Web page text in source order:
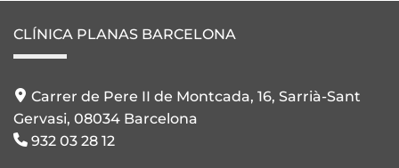
CLÍNICA PLANAS BARCELONA
Carrer de Pere II de Montcada, 16, Sarrià-Sant
Gervasi, 08034 Barcelona
932 03 28 12